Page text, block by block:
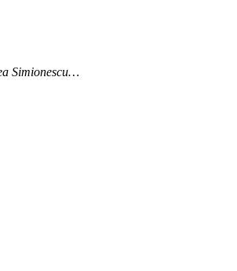
Simionescu…